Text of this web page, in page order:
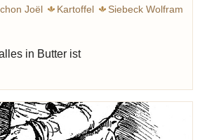
Joël Kartoffel
Siebeck Wolfram
in Butter ist